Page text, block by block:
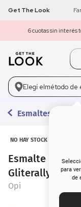
Get The Look
6 cuotas sin interés
Buscar
Elegí elmétodo de
para
de
Esmaltes
NO HAY STOCK
Esmalte para
Gliterally
Opi
1 get the look
2 máscara pestañas
3.
5. corrector